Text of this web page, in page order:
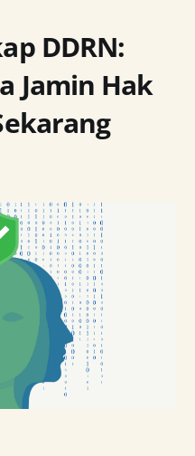
DDRN:
Jamin Hak